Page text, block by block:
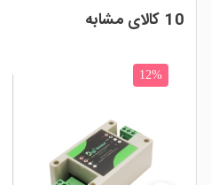
10 کالای مشابه
12%